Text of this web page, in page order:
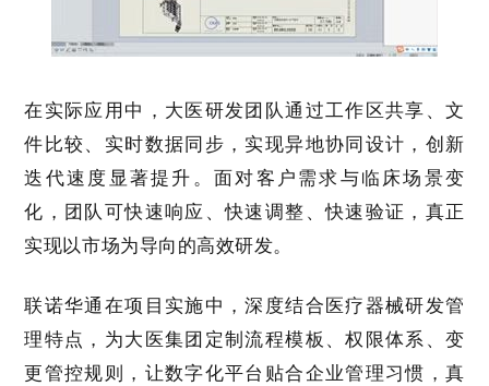
在实际应用中，大医研发团队通过工作区共享、文
件比较、实时数据同步，实现异地协同设计，创新
迭代速度显著提升。面对客户需求与临床场景变
化，团队可快速响应、快速调整、快速验证，真正
实现以市场为导向的高效研发。
联诺华通在项目实施中，深度结合医疗器械研发管
理特点，为大医集团定制流程模板、权限体系、变
更管控规则，让数字化平台贴合企业管理习惯，真